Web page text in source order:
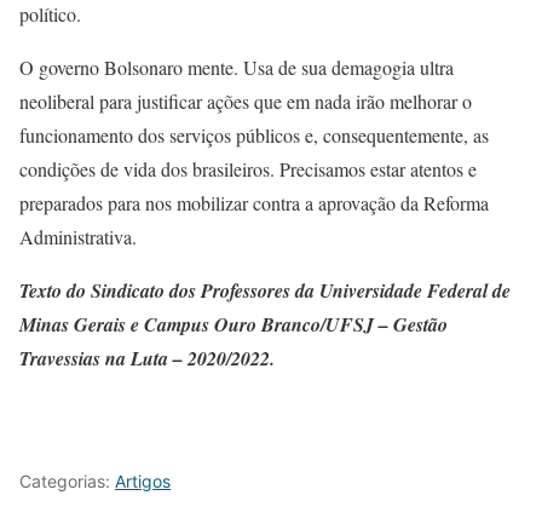
político.
O governo Bolsonaro mente. Usa de sua demagogia ultra
neoliberal para justificar ações que em nada irão melhorar o
funcionamento dos serviços públicos e, consequentemente, as
condições de vida dos brasileiros. Precisamos estar atentos e
preparados para nos mobilizar contra a aprovação da Reforma
Administrativa.
Texto do Sindicato dos Professores da Universidade Federal de
Minas Gerais e Campus Ouro Branco/UFSJ – Gestão
Travessias na Luta – 2020/2022.
Categorias: Artigos